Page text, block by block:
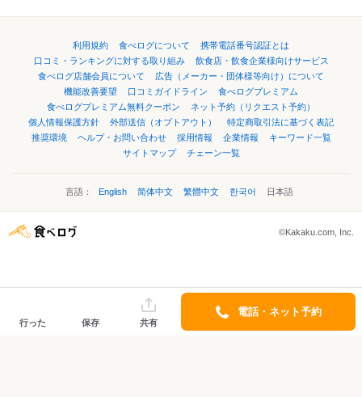
利用規約 食べログについて
携帯電話番号認証とは
口コミ・ランキングに対する取り組み
飲食店・飲食企業様向けサービス
食べログ店舗会員について
広告（メーカー・団体様等向け）について
機能改善要望
口コミガイドライン
食べログプレミアム
食べログプレミアム無料クーポン
ネット予約（リクエスト予約）
個人情報保護方針
外部送信（オプトアウト）
特定商取引法に基づく表記
推奨環境
ヘルプ・お問い合わせ 採用情報 企業情報
キーワード一覧
サイトマップ
チェーン一覧
言語： English 简体中文 繁體中文 한국어 日本語
©Kakaku.com, Inc.
行った 保存 共有
電話・ネット予約